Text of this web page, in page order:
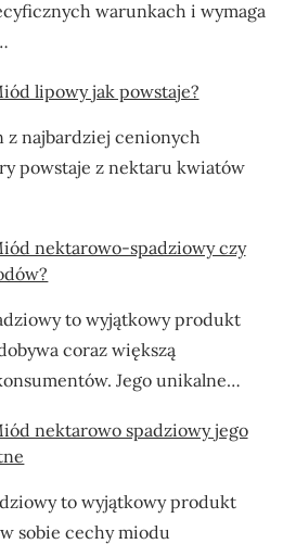
warunkach i wymaga
lipowy jak powstaje?
z najbardziej cenionych
powstaje z nektaru kwiatów
nektarowo-spadziowy czy
to wyjątkowy produkt
coraz większą
Jego unikalne…
nektarowo spadziowy jego
to wyjątkowy produkt
sobie cechy miodu